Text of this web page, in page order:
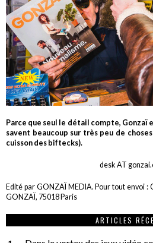
Parce que seul le détail compte, Gonzaï
savent beaucoup sur très peu de
cuisson des biftecks).
desk AT
Edité par GONZAÏ MEDIA. Pour tout envoi :
GONZAÏ, 75018 Paris
ARTICLES